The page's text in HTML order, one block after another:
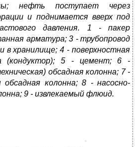
нефть поступает через
и поднимается вверх под
давления. 1 - пакер
арматура; 3 - трубопровод
хранилище; 4 - поверхностная
(кондуктор); 5 - цемент; 6 -
обсадная колонна; 7 -
обсадная колонна; 8 - насосно-
9 - извлекаемый флюид.